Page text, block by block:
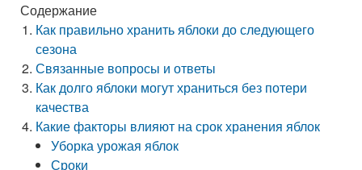
Содержание
Как правильно хранить яблоки до следующего
сезона
Связанные вопросы и ответы
Как долго яблоки могут храниться без потери
качества
Какие факторы влияют на срок хранения яблок
Уборка урожая яблок
Сроки